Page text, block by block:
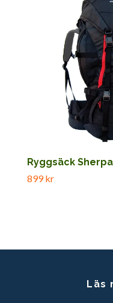
Ryggsäck
899 kr
Läs